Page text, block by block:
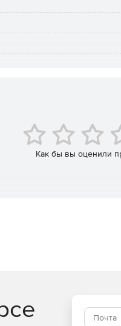
– защита ПК и ноутбуков с
технологий облачных
интегрированная защита
– интегрированная
Suite:
Как бы вы оценили